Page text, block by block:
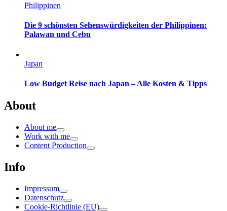
Philippinen
Die 9 schönsten Sehenswürdigkeiten der Philippinen:
Palawan und Cebu
Japan
Low Budget Reise nach Japan – Alle Kosten & Tipps
About
About me
Work with me
Content Production
Info
Impressum
Datenschutz
Cookie-Richtlinie (EU)